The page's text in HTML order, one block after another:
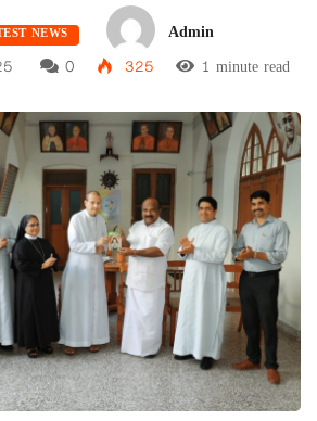
NEWS
Admin
0 325 1 minute read